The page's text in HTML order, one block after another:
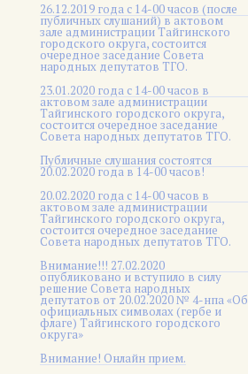
26.12.2019 года с 14-00 часов (после
публичных слушаний) в актовом
зале администрации Тайгинского
городского округа, состоится
очередное заседание Совета
народных депутатов ТГО.
23.01.2020 года с 14-00 часов в
актовом зале администрации
Тайгинского городского округа,
состоится очередное заседание
Совета народных депутатов ТГО.
Публичные слушания состоятся
20.02.2020 года в 14-00 часов!
20.02.2020 года с 14-00 часов в
актовом зале администрации
Тайгинского городского округа,
состоится очередное заседание
Совета народных депутатов ТГО.
Внимание!!! 27.02.2020
опубликовано и вступило в силу
решение Совета народных
депутатов от 20.02.2020 № 4-нпа «Об
официальных символах (гербе и
флаге) Тайгинского городского
округа»
Внимание! Онлайн прием.